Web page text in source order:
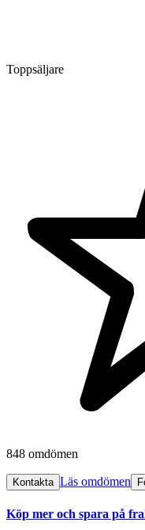
Toppsäljare
848 omdömen
Kontakta Läs omdömen
Köp mer och spara på